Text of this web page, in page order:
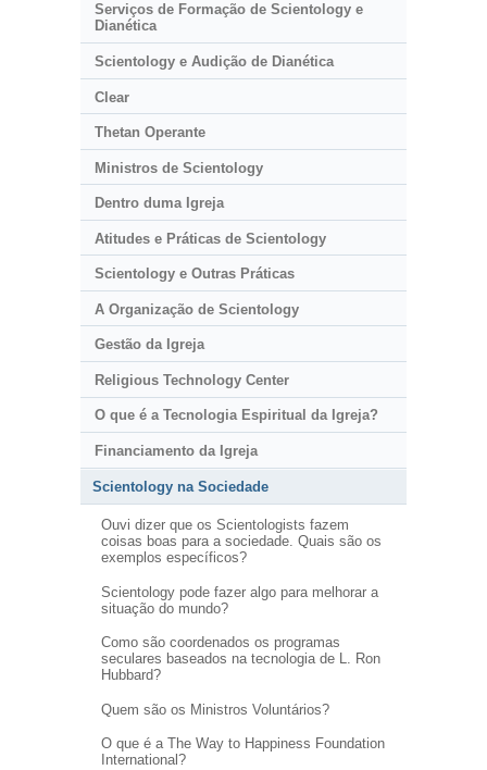
Serviços de Formação de Scientology e
Dianética
Scientology e Audição de Dianética
Clear
Thetan Operante
Ministros de Scientology
Dentro duma Igreja
Atitudes e Práticas de Scientology
Scientology e Outras Práticas
A Organização de Scientology
Gestão da Igreja
Religious Technology Center
O que é a Tecnologia Espiritual da Igreja?
Financiamento da Igreja
Scientology na Sociedade
Ouvi dizer que os Scientologists fazem
coisas boas para a sociedade. Quais são os
exemplos específicos?
Scientology pode fazer algo para melhorar a
situação do mundo?
Como são coordenados os programas
seculares baseados na tecnologia de L. Ron
Hubbard?
Quem são os Ministros Voluntários?
O que é a The Way to Happiness Foundation
International?